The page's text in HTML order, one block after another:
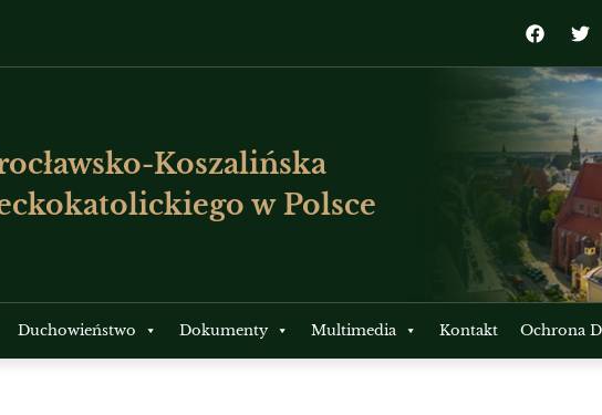
Koszalińska
w Polsce
Duchowieństwo Dokumenty Multimedia Kontakt Ochrona